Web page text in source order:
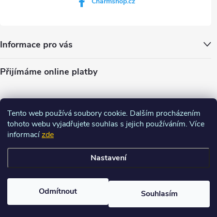
Tento web používá soubory cookie. Dalším procházením
tohoto webu vyjadřujete souhlas s jejich používáním. Více
informacízde
Nastavení
Odmítnout Souhlasím
Informace pro vás
Přijímáme online platby
nastavení cookies